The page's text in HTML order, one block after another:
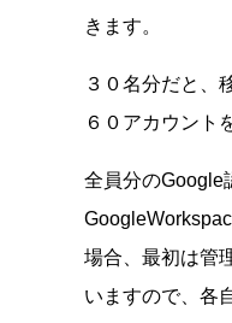
きます。
３０名分だと、
６０アカウント
全員分のGoogle
場合、最初は管
いますので、各